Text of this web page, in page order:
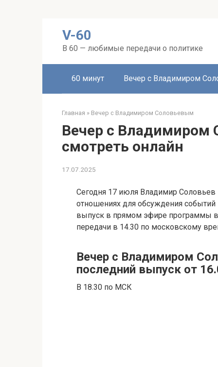
V-60
В 60 — любимые передачи о политике
60 минут Вечер с Владимиром
Главная » Вечер с Владимиром Соловьевым
Вечер с Владимиром
смотреть онлайн
17.07.2025
Сегодня 17 июля Владимир
отношениях для обсуждения
выпуск в прямом эфире программы
передачи в 14.30 по московскому
Вечер с Владимиром
последний выпуск от
В 18.30 по МСК